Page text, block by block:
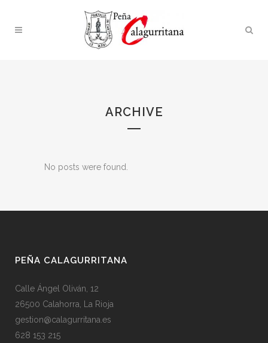
ARCHIVE
No posts were found.
PEÑA CALAGURRITANA
Calle Ángel Oliván, 12
26500 Calahorra, La Rioja
gestion@calagurritana.es
628 153 215